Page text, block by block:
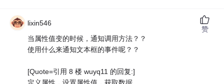
lixin546
当属性值变的时候，通知调用方法？？
使用什么来通知文本框的事件呢？？
[Quote=引用 8 楼 wuyq11 的回复:]
定义属性，设置属性值，获取数据
赞